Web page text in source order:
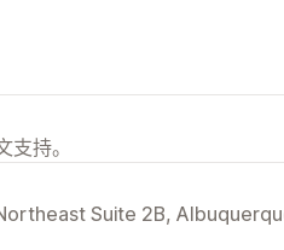
持。
Suite 2B,